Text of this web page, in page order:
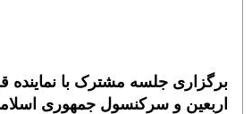
برگزاری جلسه مشترک با نماینده
اربعین و سرکنسول جمهوری